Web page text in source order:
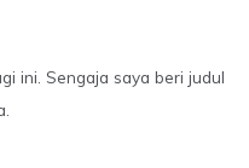
ini. Sengaja saya beri judul